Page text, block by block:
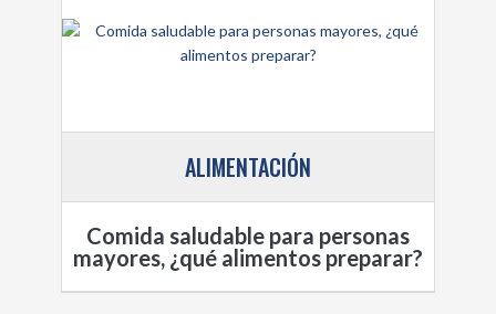
ALIMENTACIÓN
Comida saludable para personas
mayores, ¿qué alimentos preparar?